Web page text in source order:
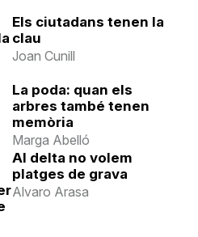
Els ciutadans tenen la
clau
Joan Cunill
La poda: quan els
arbres també tenen
memòria
Marga Abelló
Al delta no volem
platges de grava
Alvaro Arasa